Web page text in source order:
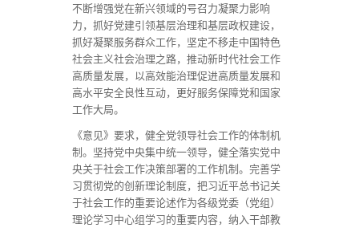
不断增强党在新兴领域的号召力凝聚力影响
力，抓好党建引领基层治理和基层政权建设，
抓好凝聚服务群众工作，坚定不移走中国特色
社会主义社会治理之路，推动新时代社会工作
高质量发展，以高效能治理促进高质量发展和
高水平安全良性互动，更好服务保障党和国家
工作大局。
《意见》要求，健全党领导社会工作的体制机
制。坚持党中央集中统一领导，健全落实党中
央关于社会工作决策部署的工作机制。完善学
习贯彻党的创新理论制度，把习近平总书记关
于社会工作的重要论述作为各级党委（党组）
理论学习中心组学习的重要内容，纳入干部教